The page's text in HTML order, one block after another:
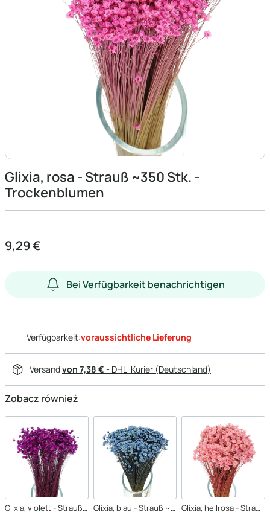
Glixia, rosa - Strauß ~350 Stk. -
Trockenblumen
Preis
9,29 €
Bei Verfügbarkeit benachrichtigen
Verfügbarkeit:voraussichtliche Lieferung
Versandvon 7,38 € - DHL-Kurier (Deutschland)
Zobacz również
Glixia, violett - Strauß ~350 Stk. - Trockenblumen Glixia, blau - Strauß ~350 Stk. - Trockenblumen Glixia, hellrosa - Strauß ~350 Stk. - Trockenblumen